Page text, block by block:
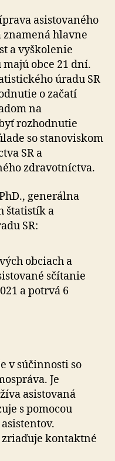
asistovaného
znamená hlavne
a vyškolenie
obce 21 dní.
úradu SR
o začatí
na
rozhodnutie
so stanoviskom
SR a
zdravotníctva.
generálna
štatistík a
SR:
obciach a
sčítanie
a potrvá 6
v súčinnosti so
Je
asistovaná
s pomocou
zriaďuje kontaktné